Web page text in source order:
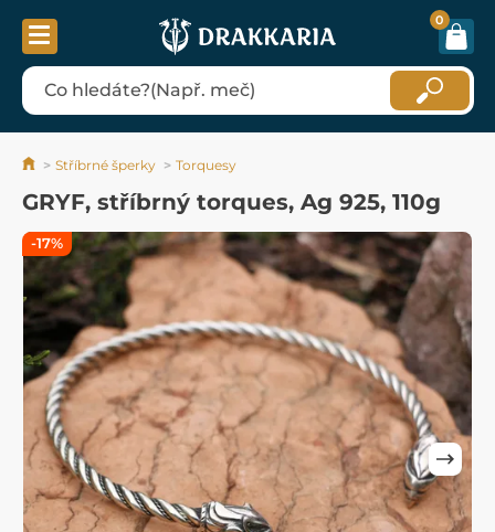
0
Stříbrné šperky Torquesy
GRYF, stříbrný torques, Ag 925, 110g
-17%